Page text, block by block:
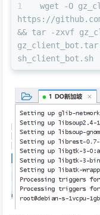
wget -O
https://
&& tar -zxvf
sh_client_bot.sh